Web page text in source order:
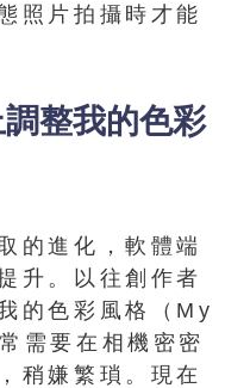
照片拍攝時才能
整我的色彩
的進化，軟體端
升。以往創作者
的色彩風格（My
需要在相機密密
稍嫌繁瑣。現在